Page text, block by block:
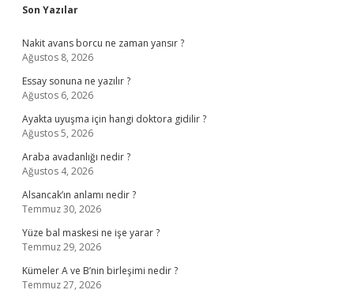
Sidebar
Son Yazılar
Nakit avans borcu ne zaman yansır ?
Ağustos 8, 2026
Essay sonuna ne yazılır ?
Ağustos 6, 2026
Ayakta uyuşma için hangi doktora gidilir ?
Ağustos 5, 2026
Araba avadanlığı nedir ?
Ağustos 4, 2026
Alsancak’ın anlamı nedir ?
Temmuz 30, 2026
Yüze bal maskesi ne işe yarar ?
Temmuz 29, 2026
Kümeler A ve B’nin birleşimi nedir ?
Temmuz 27, 2026